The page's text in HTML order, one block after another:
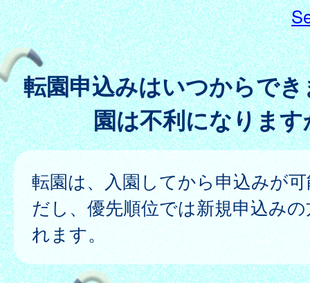
転園申込みはいつからで
園は不利になります
転園は、入園してから申込みが
だし、優先順位では新規申込み
れます。